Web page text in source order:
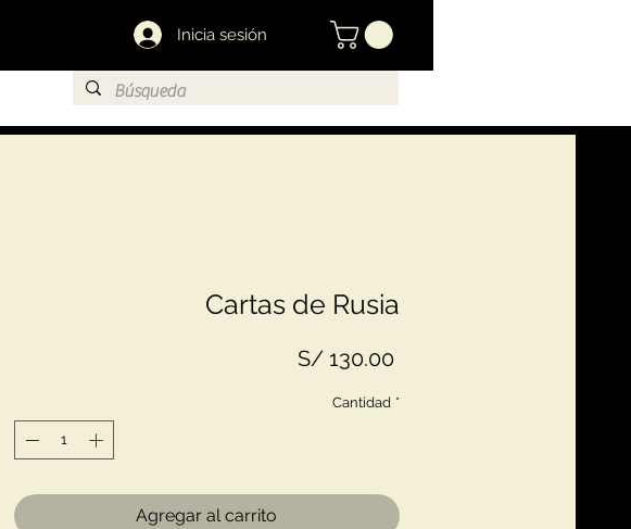
Inicia sesión
Cartas de Rusia
S/ 130.00Precio
Cantidad *
Agregar al carrito